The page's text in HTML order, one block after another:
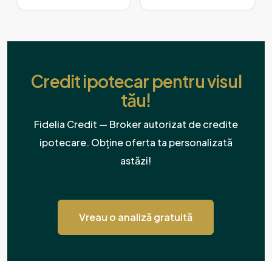
Credit ipotecar pentru visul
tău!
Fidelia Credit — Broker autorizat de credite
ipotecare. Obține oferta ta personalizată
astăzi!
Vreau o analiză gratuită